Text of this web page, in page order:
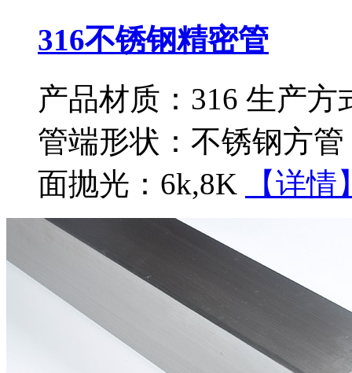
316不锈钢精密管
产品材质：316 生产
管端形状：不锈钢方
面抛光：6k,8K
【详情